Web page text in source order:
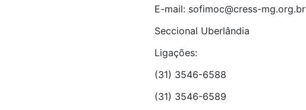
E-mail: sofimoc@cress-mg.org.br
Seccional Uberlândia
Ligações:
(31) 3546-6588
(31) 3546-6589